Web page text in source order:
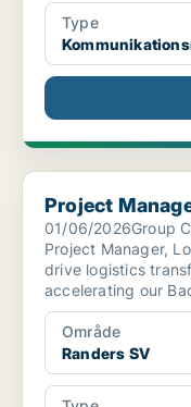
Type
Project Manager,
Project
01/06/2026Group
Project Manager,
drive logistics
accelerating our
Område
Randers SV